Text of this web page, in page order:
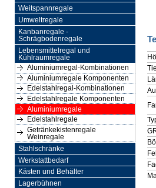
Weitspannregale
Umweltregale
Kanbanregale -
Schrägbodenregale
Lebensmittelregal und
Kühlraumregale
Aluminiumregal-Kombinationen
Aluminiumregale Komponenten
Edelstahlregal-Kombinationen
Edelstahlregale Komponenten
Aluminiumregale
Edelstahlregale
Getränkekistenregale
Weinregale
Stahlschränke
Werkstattbedarf
Kästen und Behälter
Lagerbühnen